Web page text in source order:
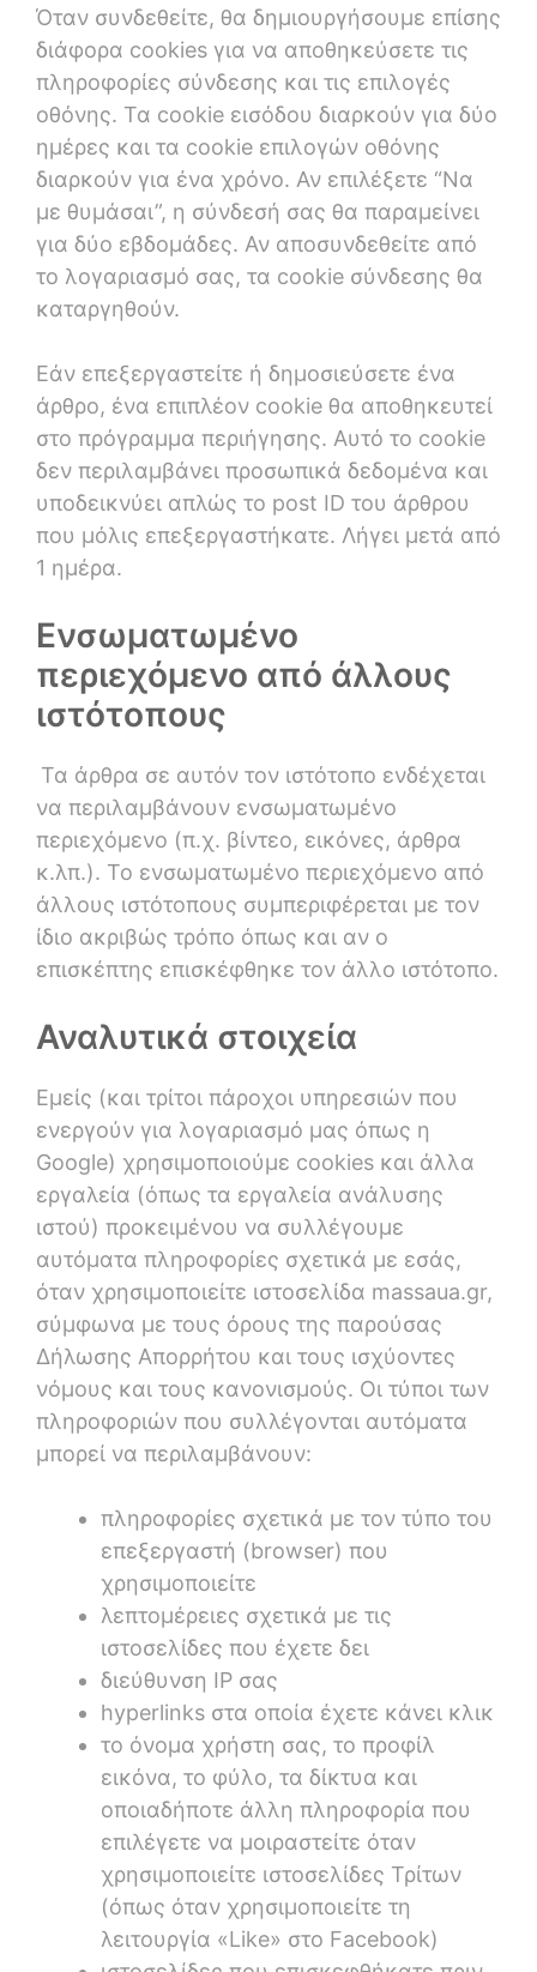
Όταν συνδεθείτε, θα δημιουργήσουμε επίσης
διάφορα cookies για να αποθηκεύσετε τις
πληροφορίες σύνδεσης και τις επιλογές
οθόνης. Τα cookie εισόδου διαρκούν για δύο
ημέρες και τα cookie επιλογών οθόνης
διαρκούν για ένα χρόνο. Αν επιλέξετε “Να
με θυμάσαι”, η σύνδεσή σας θα παραμείνει
για δύο εβδομάδες. Αν αποσυνδεθείτε από
το λογαριασμό σας, τα cookie σύνδεσης θα
καταργηθούν.
Εάν επεξεργαστείτε ή δημοσιεύσετε ένα
άρθρο, ένα επιπλέον cookie θα αποθηκευτεί
στο πρόγραμμα περιήγησης. Αυτό το cookie
δεν περιλαμβάνει προσωπικά δεδομένα και
υποδεικνύει απλώς το post ID του άρθρου
που μόλις επεξεργαστήκατε. Λήγει μετά από
1 ημέρα.
Ενσωματωμένο
περιεχόμενο από άλλους
ιστότοπους
Τα άρθρα σε αυτόν τον ιστότοπο ενδέχεται
να περιλαμβάνουν ενσωματωμένο
περιεχόμενο (π.χ. βίντεο, εικόνες, άρθρα
κ.λπ.). Το ενσωματωμένο περιεχόμενο από
άλλους ιστότοπους συμπεριφέρεται με τον
ίδιο ακριβώς τρόπο όπως και αν ο
επισκέπτης επισκέφθηκε τον άλλο ιστότοπο.
Αναλυτικά στοιχεία
Εμείς (και τρίτοι πάροχοι υπηρεσιών που
ενεργούν για λογαριασμό μας όπως η
Google) χρησιμοποιούμε cookies και άλλα
εργαλεία (όπως τα εργαλεία ανάλυσης
ιστού) προκειμένου να συλλέγουμε
αυτόματα πληροφορίες σχετικά με εσάς,
όταν χρησιμοποιείτε ιστοσελίδα massaua.gr,
σύμφωνα με τους όρους της παρούσας
Δήλωσης Απορρήτου και τους ισχύοντες
νόμους και τους κανονισμούς. Οι τύποι των
πληροφοριών που συλλέγονται αυτόματα
μπορεί να περιλαμβάνουν:
πληροφορίες σχετικά με τον τύπο του
επεξεργαστή (browser) που
χρησιμοποιείτε
λεπτομέρειες σχετικά με τις
ιστοσελίδες που έχετε δει
διεύθυνση IP σας
hyperlinks στα οποία έχετε κάνει κλικ
το όνομα χρήστη σας, το προφίλ
εικόνα, το φύλο, τα δίκτυα και
οποιαδήποτε άλλη πληροφορία που
επιλέγετε να μοιραστείτε όταν
χρησιμοποιείτε ιστοσελίδες Τρίτων
(όπως όταν χρησιμοποιείτε τη
λειτουργία «Like» στο Facebook)